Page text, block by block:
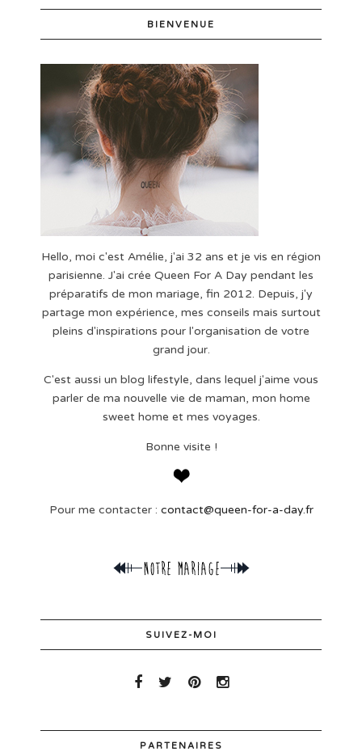
BIENVENUE
Hello, moi c'est Amélie, j'ai 32 ans et je vis en région
parisienne. J'ai crée Queen For A Day pendant les
préparatifs de mon mariage, fin 2012. Depuis, j'y
partage mon expérience, mes conseils mais surtout
pleins d'inspirations pour l'organisation de votre
grand jour.
C'est aussi un blog lifestyle, dans lequel j'aime vous
parler de ma nouvelle vie de maman, mon home
sweet home et mes voyages.
Bonne visite !
Pour me contacter : contact@queen-for-a-day.fr
SUIVEZ-MOI
PARTENAIRES